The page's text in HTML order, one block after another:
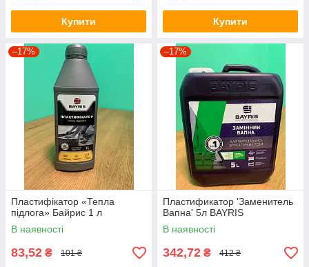
Купити Купити
–17%
Пластифікатор «Тепла
підлога» Байрис 1 л
В наявності
83,52 ₴ 101 ₴
–17%
Пластификатор 'Заменитель
Вапна' 5л BAYRIS
В наявності
342,72 ₴ 412 ₴